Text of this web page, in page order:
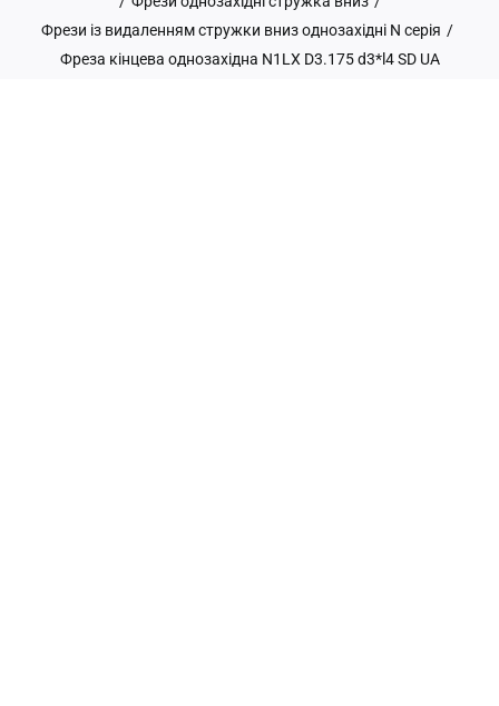
Фрези із видаленням стружки вниз однозахідні N серія /
Фреза кінцева однозахідна N1LX D3.175 d3*l4 SD UA